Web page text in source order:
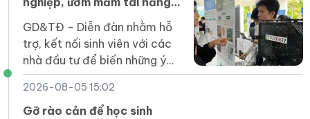
khởi nghiệp của sinh viên
GD&TĐ - Diễn đàn nhằm hỗ
trợ, kết nối sinh viên với các
nhà đầu tư để biến những ý
tưởng đổi mới sáng tạo thành
sản phẩm thiết thực cho xã
hội.
2026-08-05 15:02
Gỡ rào cản để học sinh